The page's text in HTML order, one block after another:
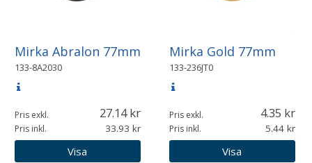
Mirka Abralon 77mm
133-8A2030
Pris exkl. 27.14
Pris inkl. 33.93
Visa
Mirka Gold 77mm
133-236JT0
Pris exkl. 4.35
Pris inkl. 5.44
Visa